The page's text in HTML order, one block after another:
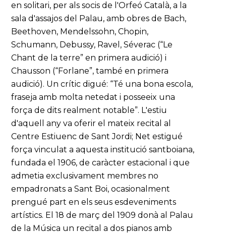
en solitari, per als socis de l'Orfeó Català, a la
sala d'assajos del Palau, amb obres de Bach,
Beethoven, Mendelssohn, Chopin,
Schumann, Debussy, Ravel, Séverac (“Le
Chant de la terre” en primera audició) i
Chausson (“Forlane”, també en primera
audició). Un crític digué: “Té una bona escola,
fraseja amb molta netedat i posseeix una
força de dits realment notable”. L'estiu
d'aquell any va oferir el mateix recital al
Centre Estiuenc de Sant Jordi; Net estigué
força vinculat a aquesta institució santboiana,
fundada el 1906, de caràcter estacional i que
admetia exclusivament membres no
empadronats a Sant Boi, ocasionalment
prengué part en els seus esdeveniments
artístics. El 18 de març del 1909 donà al Palau
de la Música un recital a dos pianos amb